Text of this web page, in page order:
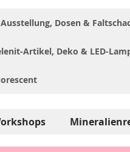
Ausstellung, Dosen &
Artikel, Deko & LED-